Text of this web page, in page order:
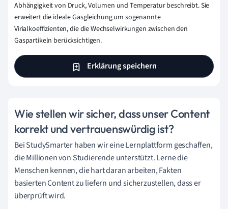
Abhängigkeit von Druck, Volumen und Temperatur beschreibt. Sie
erweitert die ideale Gasgleichung um sogenannte
Virialkoeffizienten, die die Wechselwirkungen zwischen den
Gaspartikeln berücksichtigen.
Erklärung speichern
Wie stellen wir sicher, dass unser Content
korrekt und vertrauenswürdig ist?
Bei StudySmarter haben wir eine Lernplattform geschaffen,
die Millionen von Studierende unterstützt. Lerne die
Menschen kennen, die hart daran arbeiten, Fakten
basierten Content zu liefern und sicherzustellen, dass er
überprüft wird.